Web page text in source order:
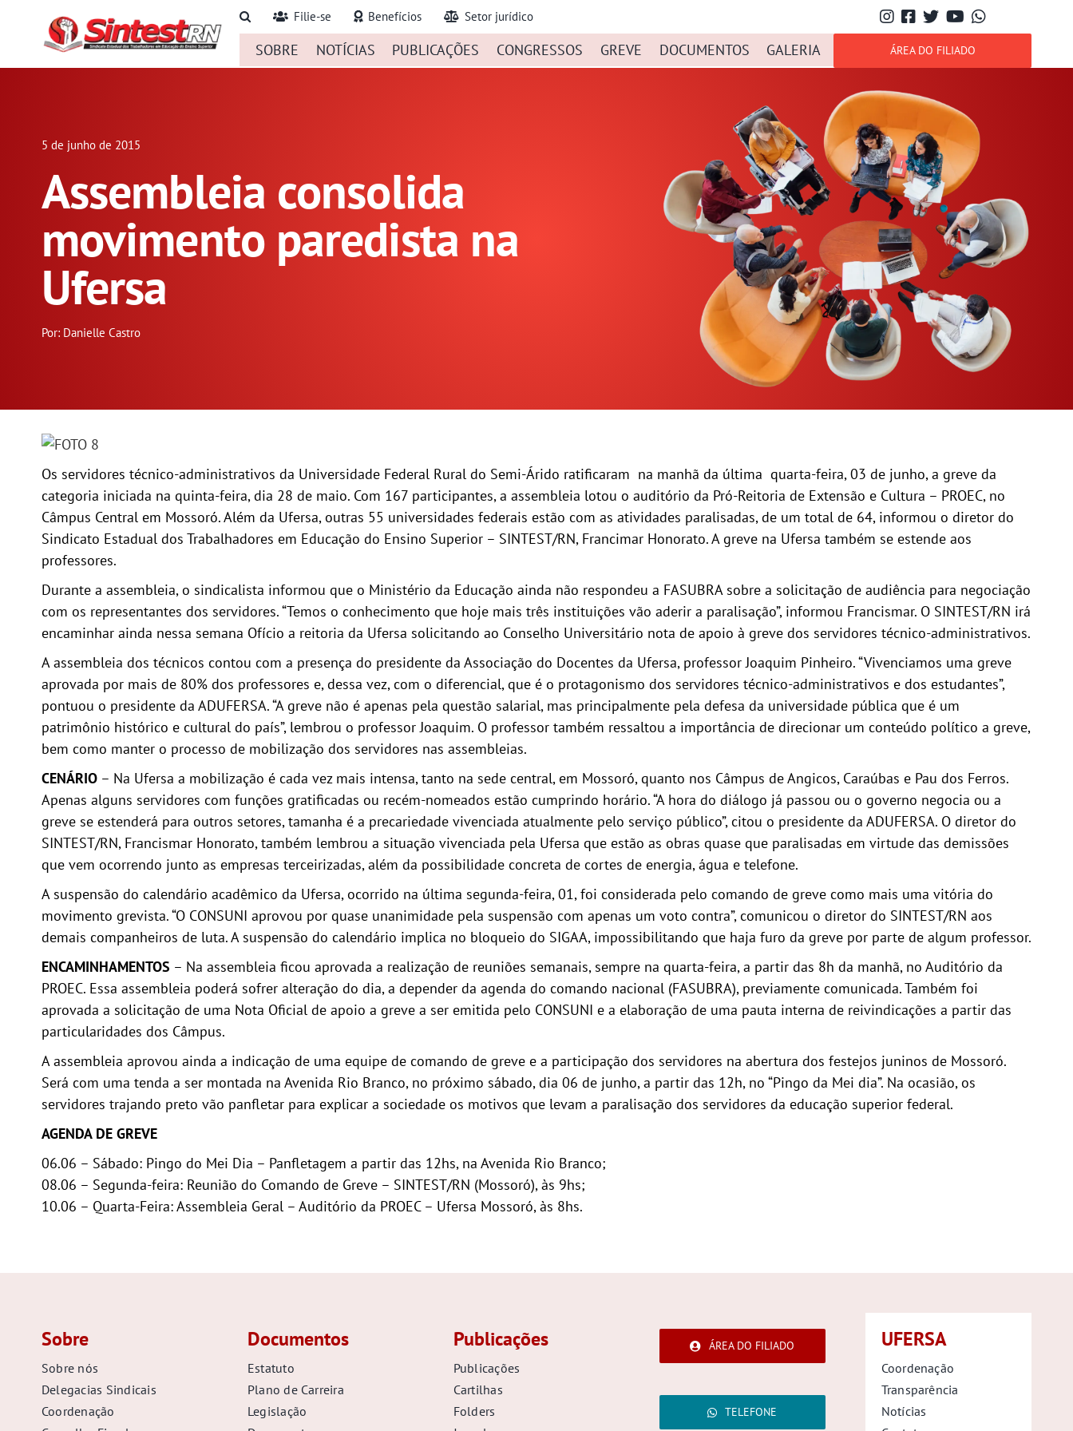
Filie-se Benefícios Setor jurídico
SOBRE NOTÍCIAS PUBLICAÇÕES CONGRESSOS GREVE DOCUMENTOS GALERIA ÁREA DO FILIADO
5 de junho de 2015
Assembleia consolida
movimento paredista na
Ufersa
Por: Danielle Castro
Os servidores técnico-administrativos da Universidade Federal Rural do Semi-Árido ratificaram na manhã da última quarta-feira, 03 de junho, a greve da
categoria iniciada na quinta-feira, dia 28 de maio. Com 167 participantes, a assembleia lotou o auditório da Pró-Reitoria de Extensão e Cultura – PROEC, no
Câmpus Central em Mossoró.Além da Ufersa, outras 55 universidades federais estão com as atividades paralisadas, de um total de 64, informou o diretor do
Sindicato Estadual dos Trabalhadores em Educação do Ensino Superior – SINTEST/RN, Francimar Honorato. A greve na Ufersa também se estende aos
professores.
Durante a assembleia, o sindicalista informou que o Ministério da Educação ainda não respondeu a FASUBRA sobre a solicitação de audiência para negociação
com os representantes dos servidores. “Temos o conhecimento que hoje mais três instituições vão aderir a paralisação”, informou Francismar. O SINTEST/RN irá
encaminhar ainda nessa semana Ofício a reitoria da Ufersa solicitando ao Conselho Universitário nota de apoio à greve dos servidores técnico-administrativos.
A assembleia dos técnicos contou com a presença do presidente da Associação do Docentes da Ufersa, professor Joaquim Pinheiro. “Vivenciamos uma greve
aprovada por mais de 80% dos professores e, dessa vez, com o diferencial, que é o protagonismo dos servidores técnico-administrativos e dos estudantes”,
pontuou o presidente da ADUFERSA. “A greve não é apenas pela questão salarial, mas principalmente pela defesa da universidade pública que é um
patrimônio histórico e cultural do país”, lembrou o professor Joaquim. O professor também ressaltou a importância de direcionar um conteúdo político a greve,
bem como manter o processo de mobilização dos servidores nas assembleias.
CENÁRIO– Na Ufersa a mobilização é cada vez mais intensa, tanto na sede central, em Mossoró, quanto nos Câmpus de Angicos, Caraúbas e Pau dos Ferros.
Apenas alguns servidores com funções gratificadas ou recém-nomeados estão cumprindo horário. “A hora do diálogo já passou ou o governo negocia ou a
greve se estenderá para outros setores, tamanha é a precariedade vivenciada atualmente pelo serviço público”, citou o presidente da ADUFERSA. O diretor do
SINTEST/RN, Francismar Honorato, também lembrou a situação vivenciada pela Ufersa que estão as obras quase que paralisadas em virtude das demissões
que vem ocorrendo junto as empresas terceirizadas, além da possibilidade concreta de cortes de energia, água e telefone.
A suspensão do calendário acadêmico da Ufersa, ocorrido na última segunda-feira, 01, foi considerada pelo comando de greve como mais uma vitória do
movimento grevista. “O CONSUNI aprovou por quase unanimidade pela suspensão com apenas um voto contra”, comunicou o diretor do SINTEST/RN aos
demais companheiros de luta. A suspensão do calendário implica no bloqueio do SIGAA, impossibilitando que haja furo da greve por parte de algum professor.
ENCAMINHAMENTOS – Na assembleia ficou aprovada a realização de reuniões semanais, sempre na quarta-feira, a partir das 8h da manhã, no Auditório da
PROEC. Essa assembleia poderá sofrer alteração do dia, a depender da agenda do comando nacional (FASUBRA), previamente comunicada. Também foi
aprovada a solicitação de uma Nota Oficial de apoio a greve a ser emitida pelo CONSUNI e a elaboração de uma pauta interna de reivindicações a partir das
particularidades dos Câmpus.
A assembleia aprovou ainda a indicação de uma equipe de comando de greve e a participação dos servidores na abertura dos festejos juninos de Mossoró.
Será com uma tenda a ser montada na Avenida Rio Branco, no próximo sábado, dia 06 de junho, a partir das 12h, no “Pingo da Mei dia”. Na ocasião, os
servidores trajando preto vão panfletar para explicar a sociedade os motivos que levam a paralisação dos servidores da educação superior federal.
AGENDA DE GREVE
06.06 – Sábado: Pingo do Mei Dia – Panfletagem a partir das 12hs, na Avenida Rio Branco;
08.06 – Segunda-feira: Reunião do Comando de Greve – SINTEST/RN (Mossoró), às 9hs;
10.06 – Quarta-Feira: Assembleia Geral – Auditório da PROEC – Ufersa Mossoró, às 8hs.
Sobre
Sobre nós
Delegacias Sindicais
Coordenação
Documentos
Estatuto
Plano de Carreira
Legislação
Publicações
Publicações
Cartilhas
Folders
ÁREA DO FILIADO
TELEFONE
UFERSA
Coordenação
Transparência
Notícias